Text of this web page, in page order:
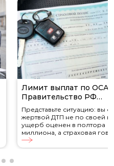
Лимит выплат по
Правительство РФ
одобрило увеличение
миллионов рублей
Представьте ситуацию: вы
жертвой ДТП не по своей
ущерб оценен в полтора
миллиона, а страховая
— выплатим только 400
Знакомо? С 2026 года эта